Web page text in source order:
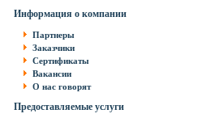
Информация о компании
Партнеры
Заказчики
Сертификаты
Вакансии
О нас говорят
Предоставляемые услуги